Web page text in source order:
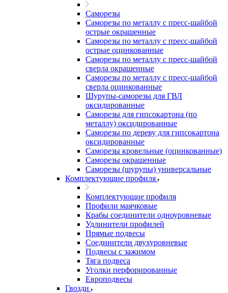
Саморезы
Саморезы по металлу с пресс-шайбой
острые окрашенные
Саморезы по металлу с пресс-шайбой
острые оцинкованные
Саморезы по металлу с пресс-шайбой
сверла окрашенные
Саморезы по металлу с пресс-шайбой
сверла оцинкованные
Шурупы-саморезы для ГВЛ
оксидированные
Саморезы для гипсокартона (по
металлу) оксидированные
Саморезы по дереву для гипсокартона
оксидированные
Саморезы кровельные (оцинкованные)
Саморезы окрашенные
Саморезы (шурупы) универсальные
Комплектующие профиля
Комплектующие профиля
Профили маячковые
Крабы соединители одноуровневые
Удлинители профилей
Прямые подвесы
Соединители двухуровневые
Подвесы с зажимом
Тяга подвеса
Уголки перфорированные
Европодвесы
Гвозди